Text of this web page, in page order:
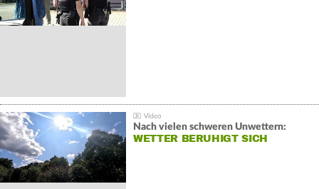
Nach vielen schweren Unwettern:
WETTER BERUHIGT SICH